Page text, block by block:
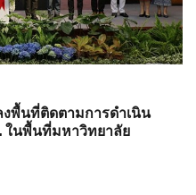
งพื้นที่ติดตามการดำเนิน
ในพื้นที่มหาวิทยาลัย